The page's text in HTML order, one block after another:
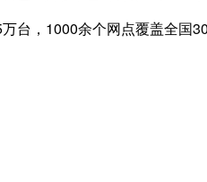
台，1000余个网点覆盖全国